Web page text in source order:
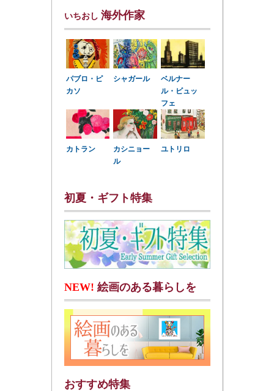
いちおし 海外作家
パブロ・ピ
カソ
シャガール
ベルナー
ル・ビュッ
フェ
カトラン
カシニョー
ル
ユトリロ
初夏・ギフト特集
NEW! 絵画のある暮らしを
おすすめ特集